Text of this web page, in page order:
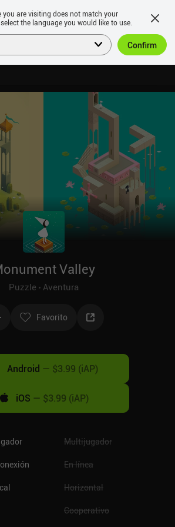
Valley
Puzzle Aventura
Favorito
Android — $3.99 (iAP)
iOS — $3.99 (iAP)
Multijugador
En línea
Horizontal
Cooperativo
you are visiting does not match your
the language you would like to use.
Confirm